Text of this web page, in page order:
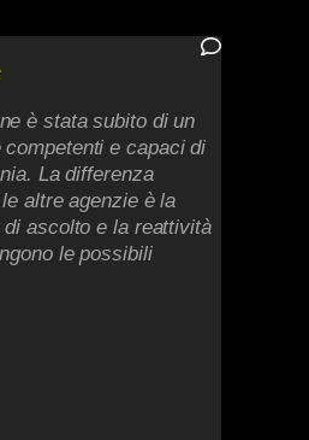
è stata subito di un
e capaci di
La differenza
altre agenzie è la
ascolto e la reattività
le possibili